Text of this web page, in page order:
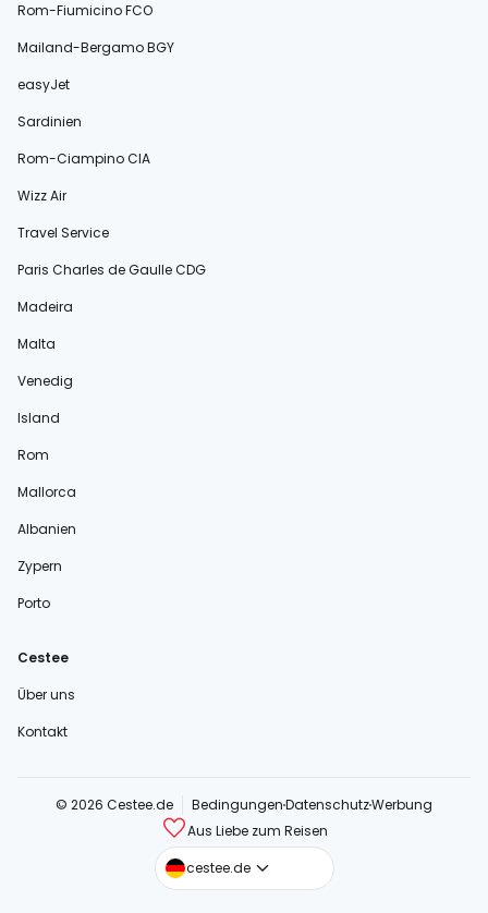
Rom-Fiumicino FCO
Mailand-Bergamo BGY
easyJet
Sardinien
Rom-Ciampino CIA
Wizz Air
Travel Service
Paris Charles de Gaulle CDG
Madeira
Malta
Venedig
Island
Rom
Mallorca
Albanien
Zypern
Porto
Cestee
Über uns
Kontakt
© 2026 Cestee.de BedingungenDatenschutzWerbung
Aus Liebe zum Reisen
cestee.de
cestee.com
cestee.sk